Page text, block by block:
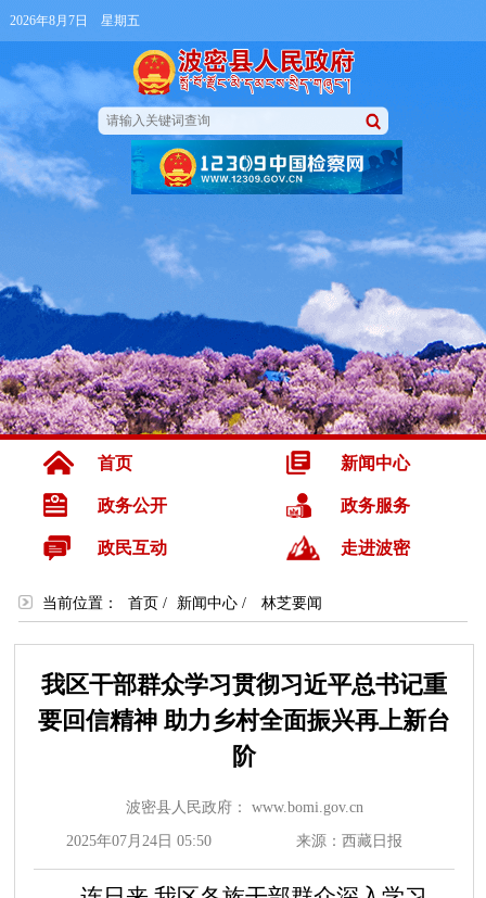
2026年8月7日 星期五
首页 新闻中心
政务公开 政务服务
政民互动 走进波密
当前位置： 首页 / 新闻中心 / 林芝要闻
我区干部群众学习贯彻习近平总书记重
要回信精神 助力乡村全面振兴再上新台
阶
波密县人民政府： www.bomi.gov.cn
2025年07月24日 05:50 来源：西藏日报